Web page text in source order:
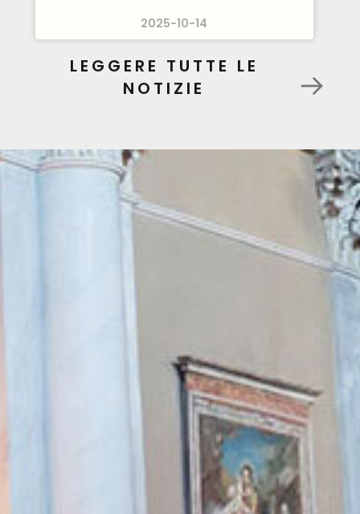
2025-10-14
LEGGERE TUTTE LE
NOTIZIE